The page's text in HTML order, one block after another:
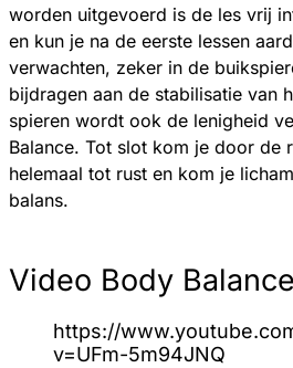
worden uitgevoerd is de les vrij
en kun je na de eerste lessen
verwachten, zeker in de
bijdragen aan de stabilisatie van
spieren wordt ook de lenigheid
Balance. Tot slot kom je door de
helemaal tot rust en kom je
balans.
Video Body Balance
https://
v=UFm-5m94JNQ